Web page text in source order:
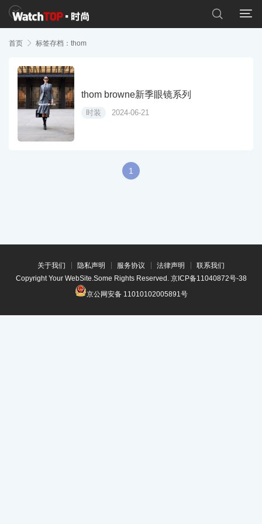


首页  标签存档：thom
thom browne新季眼镜系列
时装 2024-06-21
1
关于我们 隐私声明 服务协议 法律声明
联系我们
Copyright Your WebSite.Some Rights Reserved. 京ICP备11040872号-38
京公网安备 11010102005891号